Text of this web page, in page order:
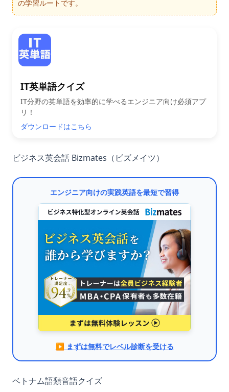
の学習ルートです。
IT英単語クイズ
IT分野の英単語を効率的に学べるエンジニア向け必須アプ
リ！
ダウンロードはこちら
ビジネス英会話 Bizmates（ビズメイツ）
エンジニア向けの実践英語を最短で習得
▶︎ まずは無料でレベル診断を受ける
ベトナム語類音語クイズ